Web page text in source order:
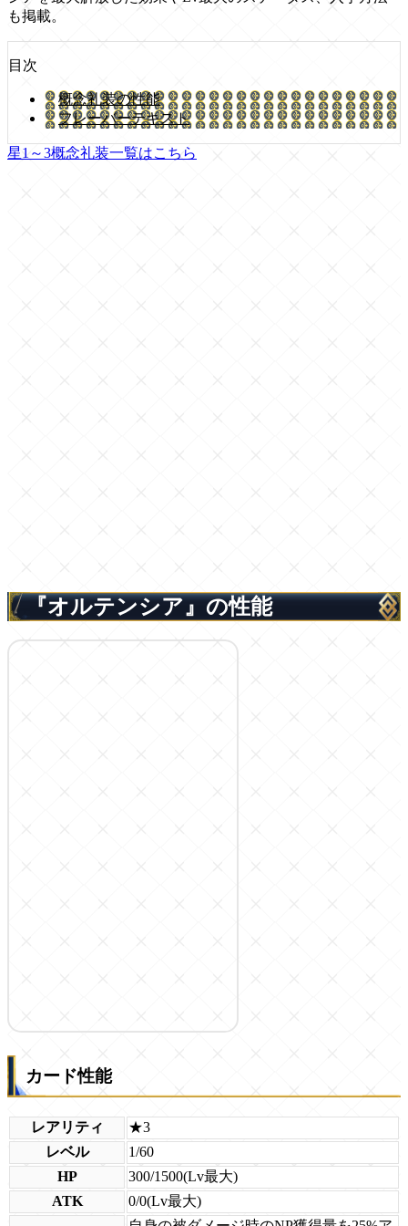
も掲載。
目次
概念礼装の性能
フレーバーテキスト
星1～3概念礼装一覧はこちら
『オルテンシア』の性能
カード性能
レアリティ
★3
レベル
1/60
HP
300/1500(Lv最大)
ATK
0/0(Lv最大)